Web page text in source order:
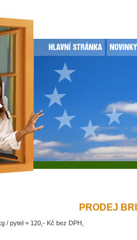
PRODEJ
/ pytel = 120,- Kč bez DPH,